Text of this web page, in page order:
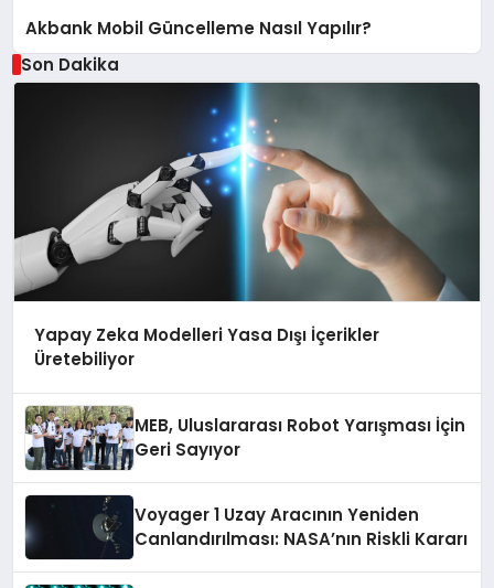
Akbank Mobil Güncelleme Nasıl Yapılır?
Son Dakika
Yapay Zeka Modelleri Yasa Dışı İçerikler
Üretebiliyor
MEB, Uluslararası Robot Yarışması İçin
Geri Sayıyor
Voyager 1 Uzay Aracının Yeniden
Canlandırılması: NASA’nın Riskli Kararı